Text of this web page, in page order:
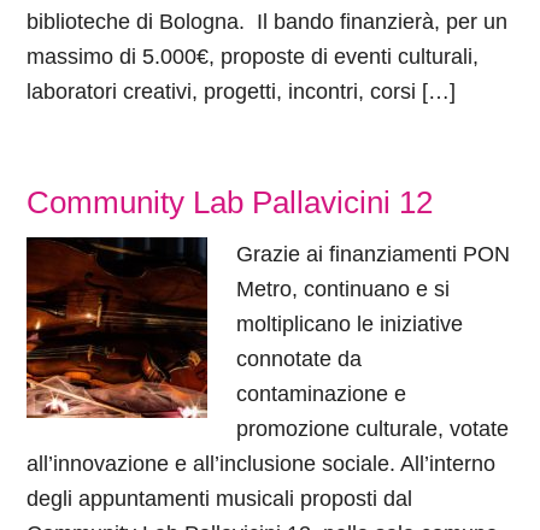
biblioteche di Bologna. Il bando finanzierà, per un
massimo di 5.000€, proposte di eventi culturali,
laboratori creativi, progetti, incontri, corsi […]
Community Lab Pallavicini 12
Grazie ai finanziamenti PON
Metro, continuano e si
moltiplicano le iniziative
connotate da
contaminazione e
promozione culturale, votate
all’innovazione e all’inclusione sociale. All’interno
degli appuntamenti musicali proposti dal